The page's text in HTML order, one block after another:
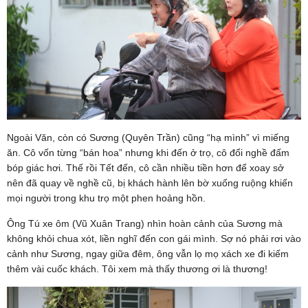
Ngoài Văn, còn có Sương (Quyên Trần) cũng “hạ mình” vì miếng
ăn. Cô vốn từng “bán hoa” nhưng khi đến ở trọ, cô đổi nghề đấm
bóp giác hơi. Thế rồi Tết đến, cô cần nhiều tiền hơn để xoay sở
nên đã quay về nghề cũ, bị khách hành lên bờ xuống ruộng khiến
mọi người trong khu trọ một phen hoảng hồn.
Ông Tú xe ôm (Vũ Xuân Trang) nhìn hoàn cảnh của Sương mà
không khỏi chua xót, liền nghĩ đến con gái mình. Sợ nó phải rơi vào
cảnh như Sương, ngay giữa đêm, ông vẫn lọ mọ xách xe đi kiếm
thêm vài cuốc khách. Tôi xem mà thấy thương ơi là thương!